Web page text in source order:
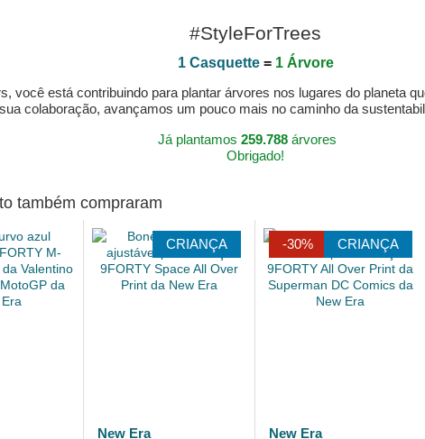
#StyleForTrees
1 Casquette= 1 Árvore
você está contribuindo para plantar árvores nos lugares do planeta
colaboração, avançamos um pouco mais no caminho da
Já plantamos 259.788árvores
Obrigado!
também compraram
CRIANÇA
New Era
-30% CRIANÇA
New Era